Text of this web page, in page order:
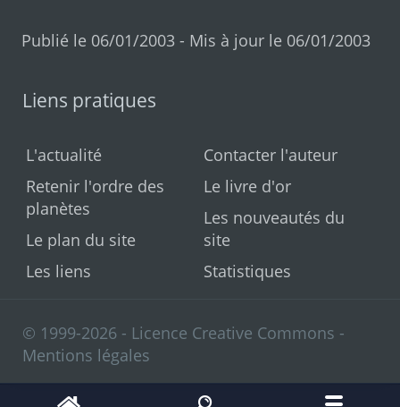
Publié le 06/01/2003 - Mis à jour le 06/01/2003
Liens pratiques
L'actualité
Retenir l'ordre des
planètes
Le plan du site
Les liens
Contacter l'auteur
Le livre d'or
Les nouveautés du
site
Statistiques
© 1999-2026 - Licence Creative Commons -
Mentions légales